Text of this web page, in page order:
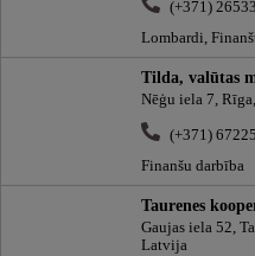
(+371)
Lombardi,
Tilda, valūtas
Nēģu iela 7,
(+371)
Finanšu darbība
Taurenes
Gaujas iela 52,
Latvija